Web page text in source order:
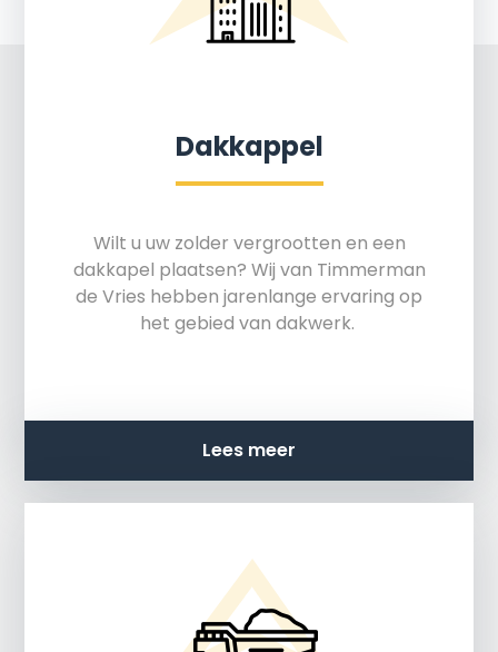
Dakkappel
Wilt u uw zolder vergrootten en een
dakkapel plaatsen? Wij van Timmerman
de Vries hebben jarenlange ervaring op
het gebied van dakwerk.
Lees meer